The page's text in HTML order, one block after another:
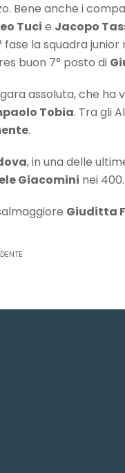
Bene anche i
Tuci e Jacopo
fase la squadra
buon 7° posto di
assoluta, che ha
Tobia. Tra gli
.
, in una delle
Giacomini nei 400.
Giuditta